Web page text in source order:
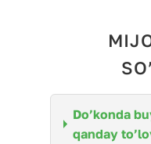
Do’konda
qanday